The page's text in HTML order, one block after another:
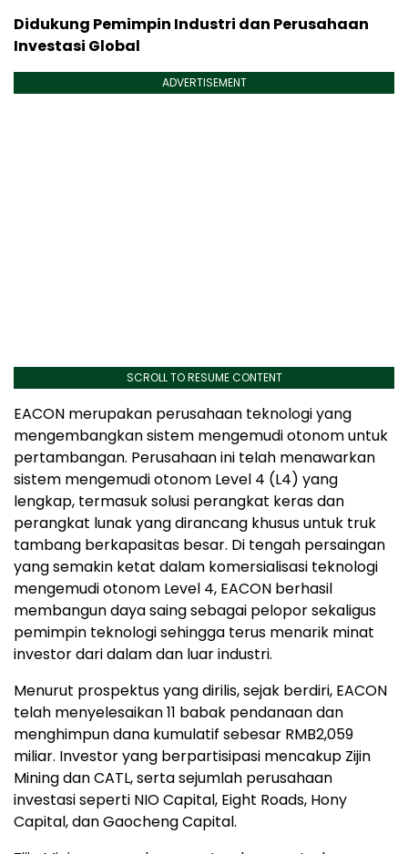
Didukung Pemimpin Industri dan Perusahaan
Investasi Global
ADVERTISEMENT
SCROLL TO RESUME CONTENT
EACON merupakan perusahaan teknologi yang
mengembangkan sistem mengemudi otonom untuk
pertambangan. Perusahaan ini telah menawarkan
sistem mengemudi otonom Level 4 (L4) yang
lengkap, termasuk solusi perangkat keras dan
perangkat lunak yang dirancang khusus untuk truk
tambang berkapasitas besar. Di tengah persaingan
yang semakin ketat dalam komersialisasi teknologi
mengemudi otonom Level 4, EACON berhasil
membangun daya saing sebagai pelopor sekaligus
pemimpin teknologi sehingga terus menarik minat
investor dari dalam dan luar industri.
Menurut prospektus yang dirilis, sejak berdiri, EACON
telah menyelesaikan 11 babak pendanaan dan
menghimpun dana kumulatif sebesar RMB2,059
miliar. Investor yang berpartisipasi mencakup Zijin
Mining dan CATL, serta sejumlah perusahaan
investasi seperti NIO Capital, Eight Roads, Hony
Capital, dan Gaocheng Capital.